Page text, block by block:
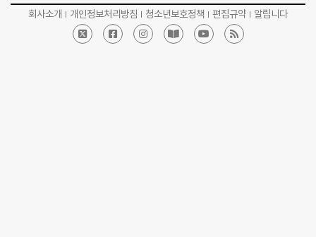
회사소개 개인정보처리방침 청소년보호정책 편집규약 알립니다